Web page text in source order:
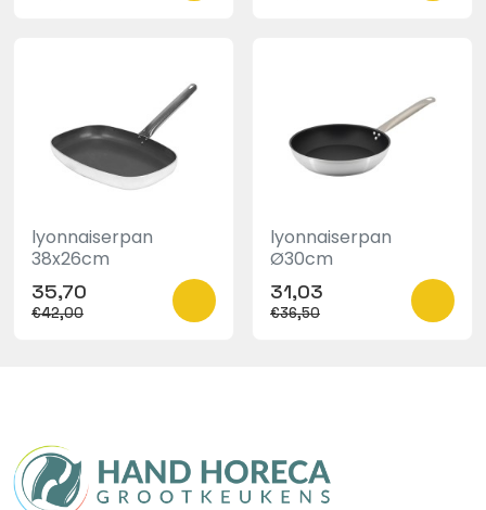
wijze van verpakking:
btw klasse:
BTW Hoog (21%)
lyonnaiserpan
38x26cm
35,70
€42,00
lyonnaiserpan
Ø30cm
31,03
€36,50